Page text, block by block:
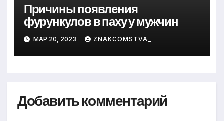
Причины появления
фурункулов в паху у мужчин
МАР 20, 2023 ZNAKCOMSTVA_
Добавить комментарий